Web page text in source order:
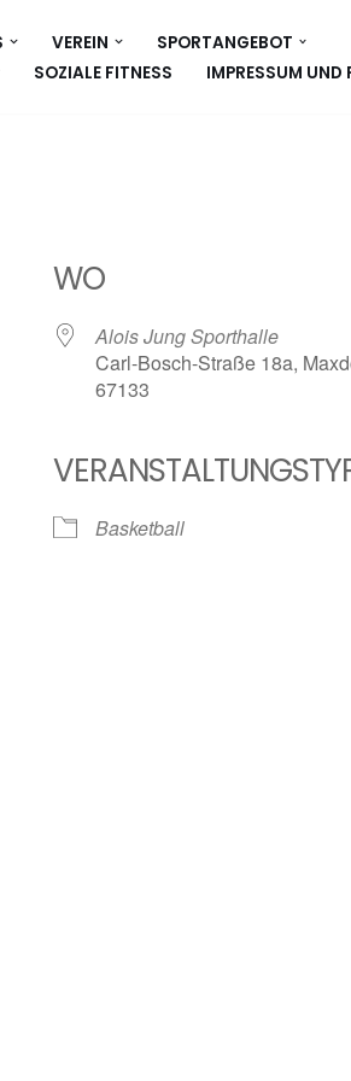
VEREIN
SPORTANGEBOT
SOZIALE FITNESS IMPRESSUM UND
Kalender iCalendar
WO
Alois Jung Sporthalle
Carl-Bosch-Straße 18a,
67133
Basketball